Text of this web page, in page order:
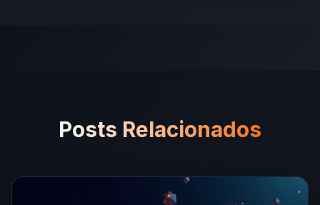
Posts Relacionados